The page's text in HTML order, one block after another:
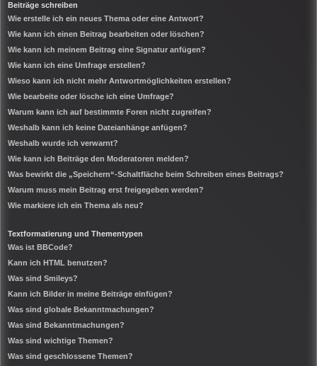
Beiträge schreiben
Wie erstelle ich ein neues Thema oder eine Antwort?
Wie kann ich einen Beitrag bearbeiten oder löschen?
Wie kann ich meinem Beitrag eine Signatur anfügen?
Wie kann ich eine Umfrage erstellen?
Wieso kann ich nicht mehr Antwortmöglichkeiten erstellen?
Wie bearbeite oder lösche ich eine Umfrage?
Warum kann ich auf bestimmte Foren nicht zugreifen?
Weshalb kann ich keine Dateianhänge anfügen?
Weshalb wurde ich verwarnt?
Wie kann ich Beiträge den Moderatoren melden?
Was bewirkt die „Speichern“-Schaltfläche beim Schreiben eines Beitrags?
Warum muss mein Beitrag erst freigegeben werden?
Wie markiere ich ein Thema als neu?
Textformatierung und Thementypen
Was ist BBCode?
Kann ich HTML benutzen?
Was sind Smileys?
Kann ich Bilder in meine Beiträge einfügen?
Was sind globale Bekanntmachungen?
Was sind Bekanntmachungen?
Was sind wichtige Themen?
Was sind geschlossene Themen?